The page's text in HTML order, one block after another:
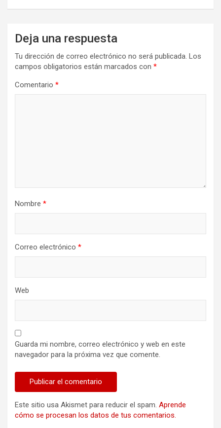
Deja una respuesta
Tu dirección de correo electrónico no será publicada. Los
campos obligatorios están marcados con *
Comentario *
Nombre *
Correo electrónico *
Web
Guarda mi nombre, correo electrónico y web en este
navegador para la próxima vez que comente.
Este sitio usa Akismet para reducir el spam. Aprende
cómo se procesan los datos de tus comentarios.